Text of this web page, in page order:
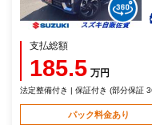
支払総額
185.5 万円
法定整備付き | 保証付き (部分保証
パック料金あり